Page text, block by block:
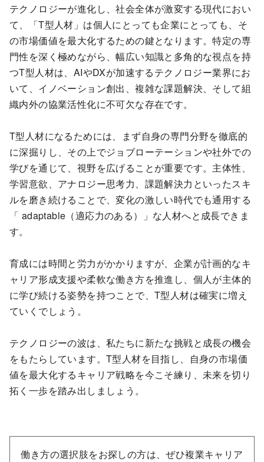
テクノロジーが進化し、社会全体が激変する現代におい
て、「T型人材」は個人にとっても企業にとっても、そ
の市場価値を最大化するための鍵となります。特定の専
門性を深く極めながら、幅広い知識と多角的な視点を持
つT型人材は、AIやDXが加速するテクノロジー業界にお
いて、イノベーション創出、複雑な課題解決、そして組
織内外の協業活性化に不可欠な存在です。
T型人材になるためには、まず自身の専門分野を徹底的
に深掘りし、その上でジョブローテーションや社外での
学びを通じて、視野を広げることが重要です。主体性、
学習意欲、アナロジー思考力、課題解決力といったスキ
ルを磨き続けることで、変化の激しい時代でも通用する
「 adaptable（適応力のある）」な人材へと成長できま
す。
育成には時間と労力がかかりますが、企業が計画的なキ
ャリア形成支援や柔軟な働き方を推進し、個人が主体的
に学び続ける姿勢を持つことで、T型人材は確実に増え
ていくでしょう。
テクノロジーの波は、私たちに新たな挑戦と成長の機会
をもたらしています。T型人材を目指し、自身の市場価
値を最大化するキャリア戦略を今こそ練り、未来を切り
拓く一歩を踏み出しましょう。
働き方の選択肢をお探しの方は、ぜひ複業キャリア